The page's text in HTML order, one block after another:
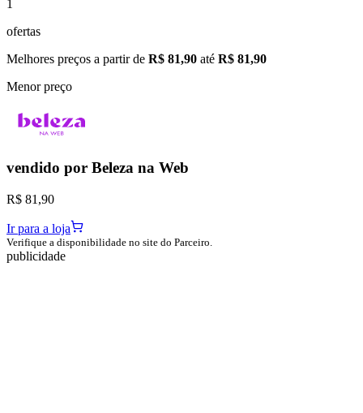
1
ofertas
Melhores preços a partir de R$ 81,90 até R$ 81,90
Menor preço
vendido por Beleza na Web
R$ 81,90
Ir para a loja
Verifique a disponibilidade no site do Parceiro.
publicidade